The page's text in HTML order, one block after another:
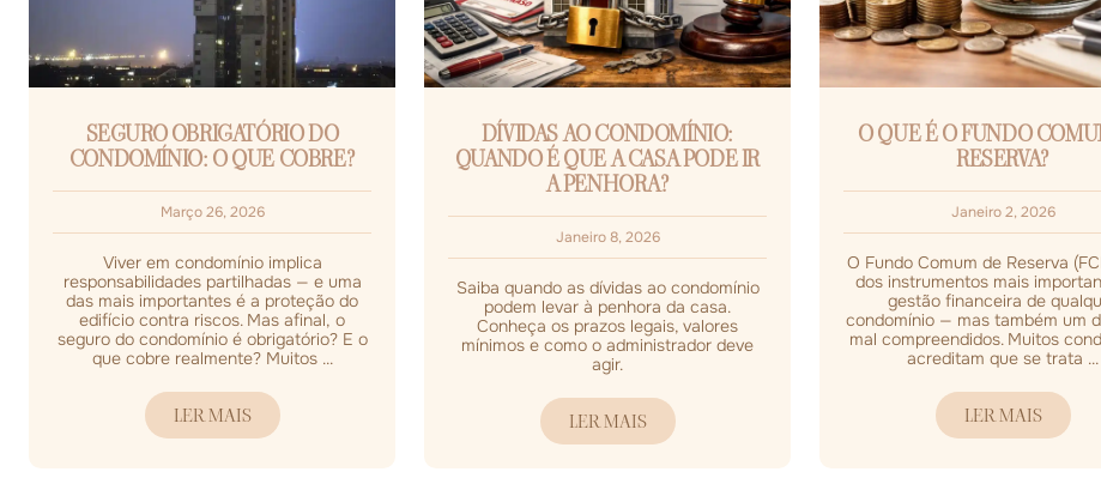
SEGURO OBRIGATÓRIO DO
CONDOMÍNIO: O QUE COBRE?
Março 26, 2026
Viver em condomínio implica
responsabilidades partilhadas — e uma
das mais importantes é a proteção do
edifício contra riscos. Mas afinal, o
seguro do condomínio é obrigatório? E o
que cobre realmente? Muitos ...
LER MAIS
DÍVIDAS AO CONDOMÍNIO:
QUANDO É QUE A CASA PODE IR
A PENHORA?
Janeiro 8, 2026
Saiba quando as dívidas ao condomínio
podem levar à penhora da casa.
Conheça os prazos legais, valores
mínimos e como o administrador deve
agir.
LER MAIS
O QUE É O FUNDO
RESERVA?
Janeiro 2, 2026
O Fundo Comum de Reserva
dos instrumentos mais
gestão financeira de
condomínio — mas também um
mal compreendidos. Muitos
acreditam que se trata ...
LER MAIS